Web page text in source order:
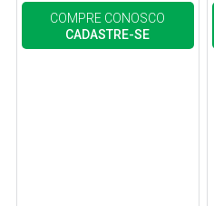
COMPRE CONOSCO
CADASTRE-SE